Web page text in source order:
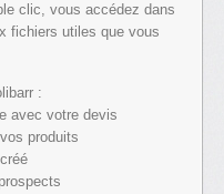
clic, vous accédez dans
fichiers utiles que vous
:
avec votre devis
produits